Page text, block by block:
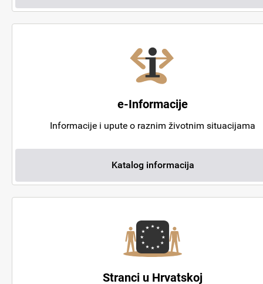
e-Informacije
Informacije i upute o raznim životnim situacijama
Katalog informacija
Stranci u Hrvatskoj